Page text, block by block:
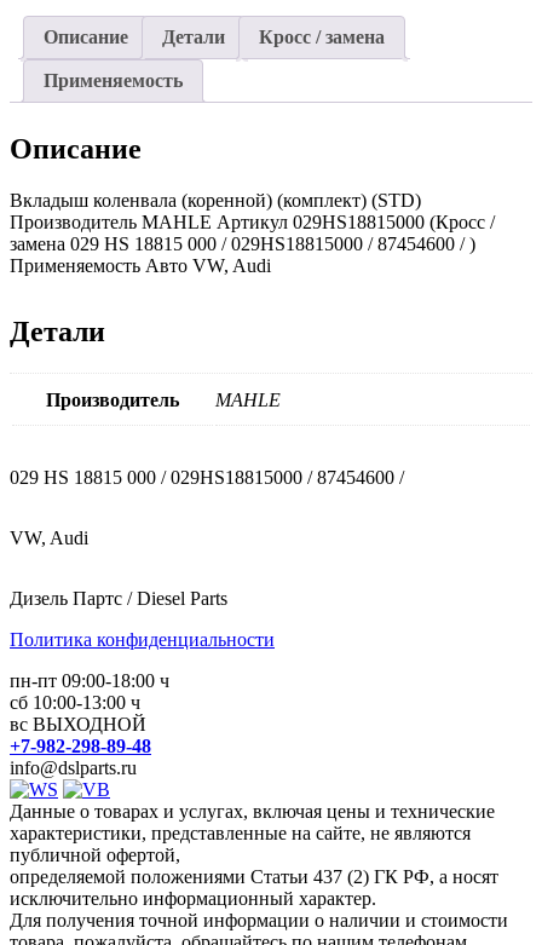
029HS18815000
(MAHLE)
VAG
Описание Детали Кросс / замена
Применяемость
Описание
Вкладыш коленвала (коренной) (комплект) (STD)
Производитель MAHLE Артикул 029HS18815000 (Кросс /
замена 029 HS 18815 000 / 029HS18815000 / 87454600 / )
Применяемость Авто VW, Audi
Детали
Производитель MAHLE
029 HS 18815 000 / 029HS18815000 / 87454600 /
VW, Audi
Дизель Партс / Diesel Parts
Политика конфиденциальности
пн-пт 09:00-18:00 ч
сб 10:00-13:00 ч
вс ВЫХОДНОЙ
+7-982-298-89-48
info@dslparts.ru
Данные о товарах и услугах, включая цены и технические
характеристики, представленные на сайте, не являются
публичной офертой,
определяемой положениями Статьи 437 (2) ГК РФ, а носят
исключительно информационный характер.
Для получения точной информации о наличии и стоимости